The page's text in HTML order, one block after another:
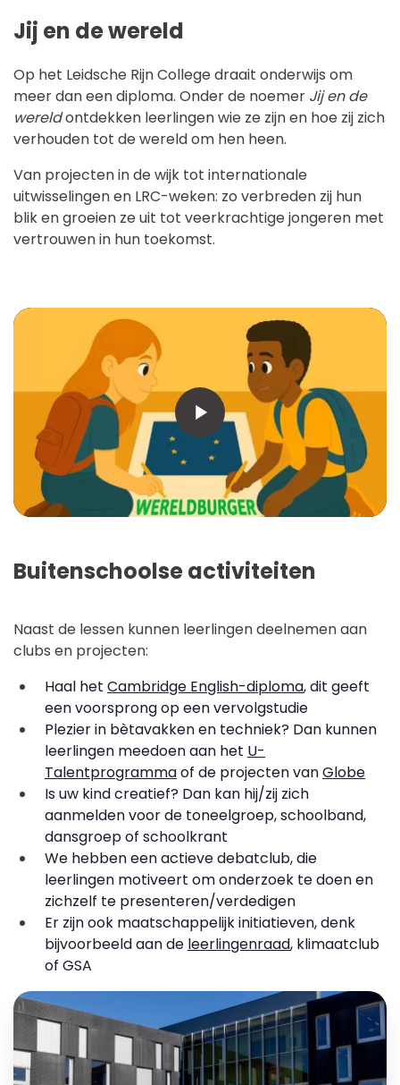
Jij en de wereld
Op het Leidsche Rijn College draait onderwijs om
meer dan een diploma. Onder de noemer Jij en de
wereldontdekken leerlingen wie ze zijn en hoe zij zich
verhouden tot de wereld om hen heen.
Van projecten in de wijk tot internationale
uitwisselingen en LRC-weken: zo verbreden zij hun
blik en groeien ze uit tot veerkrachtige jongeren met
vertrouwen in hun toekomst.
Buitenschoolse activiteiten
Naast de lessen kunnen leerlingen deelnemen aan
clubs en projecten:
Haal het Cambridge English-diploma, dit geeft
een voorsprong op een vervolgstudie
Plezier in bètavakken en techniek? Dan kunnen
leerlingen meedoen aan het U-
Talentprogrammaof de projecten vanGlobe
Is uw kind creatief? Dan kan hij/zij zich
aanmelden voor de toneelgroep, schoolband,
dansgroep of schoolkrant
We hebben een actieve debatclub, die
leerlingen motiveert om onderzoek te doen en
zichzelf te presenteren/verdedigen
Er zijn ook maatschappelijk initiatieven, denk
bijvoorbeeld aan de leerlingenraad, klimaatclub
of GSA